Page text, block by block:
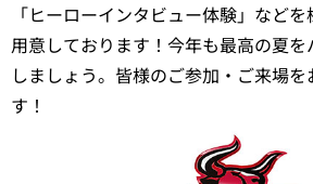
「ヒーローインタビュー体験」など
用意しております！今年も最高の夏
しましょう。皆様のご参加・ご来場
す！